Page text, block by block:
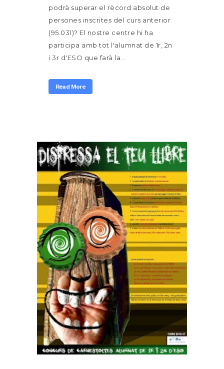
podrà superar el rècord absolut de
persones inscrites del curs anterior
(95.031)? El nostre centre hi ha
participa amb tot l'alumnat de 1r, 2n
i 3r d'ESO que farà la...
Read More